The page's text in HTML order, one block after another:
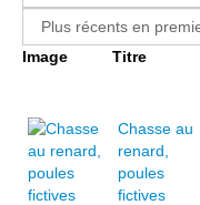
Image Titre
Chasse au
renard,
poules
fictives